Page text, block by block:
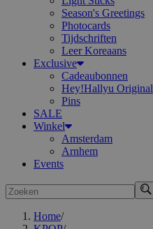
Season's Greetings
Photocards
Tijdschriften
Leer Koreaans
Exclusive
Cadeaubonnen
Hey!Hallyu Original
Pins
SALE
Winkel
Amsterdam
Arnhem
Events
Zoeken
Home/